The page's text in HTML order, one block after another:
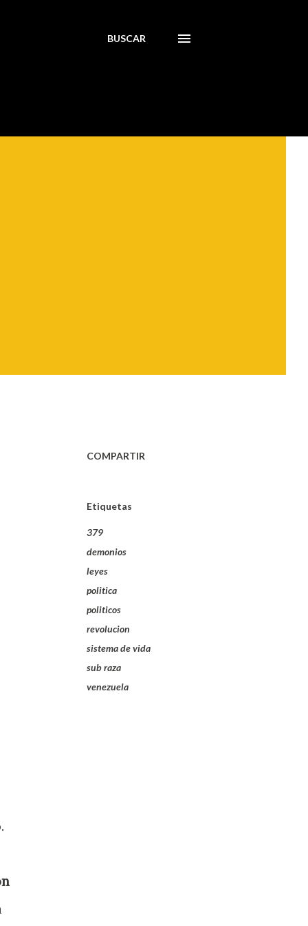
BUSCAR
COMPARTIR
Etiquetas
379
demonios
leyes
politica
politicos
revolucion
sistema de vida
sub raza
venezuela